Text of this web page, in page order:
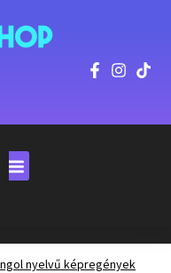
nyelvű képregények